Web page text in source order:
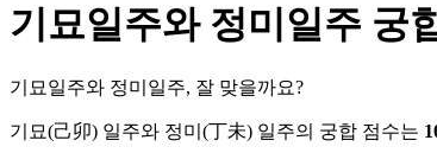
기묘일주와 정미일주 궁
기묘일주와 정미일주, 잘 맞을까요?
기묘(己卯) 일주와 정미 (丁未) 일주의 궁합 점수는